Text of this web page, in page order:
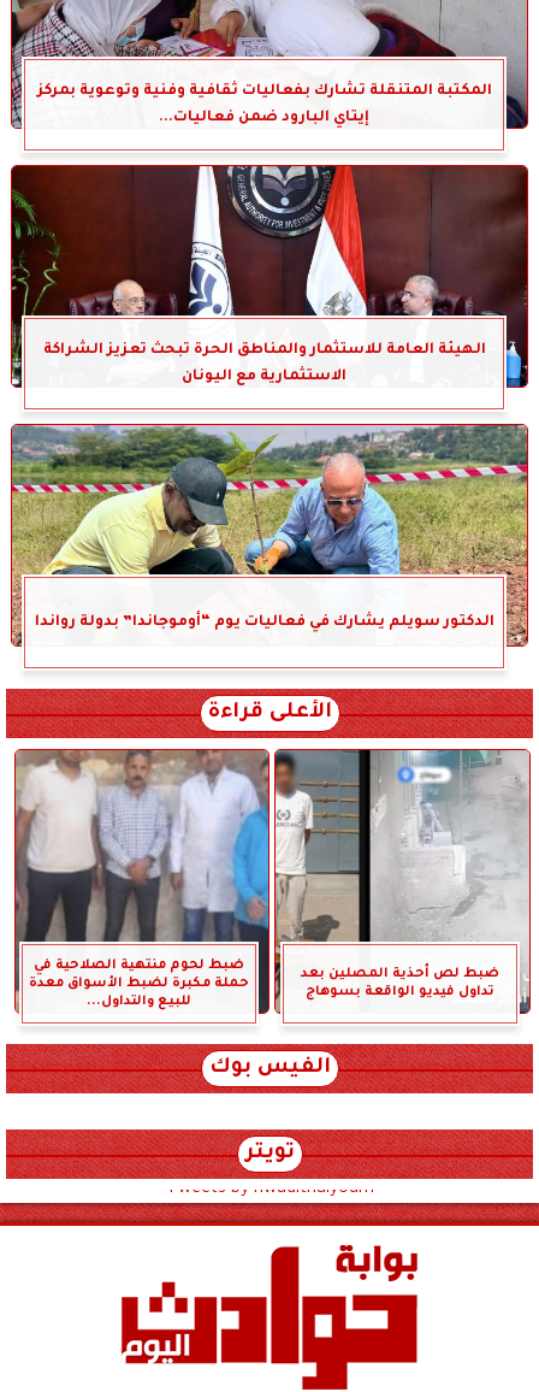
المكتبة المتنقلة تشارك بفعاليات ثقافية وفنية وتوعوية بمركز
إيتاي البارود ضمن فعاليات...
الهيئة العامة للاستثمار والمناطق الحرة تبحث تعزيز الشراكة
الاستثمارية مع اليونان
الدكتور سويلم يشارك في فعاليات يوم “أوموجاندا” بدولة رواندا
الأعلى قراءة
ضبط لص أحذية المصلين بعد
تداول فيديو الواقعة بسوهاج
ضبط لحوم منتهية الصلاحية في
حملة مكبرة لضبط الأسواق معدة
للبيع والتداول...
الفيس بوك
تويتر
Tweets by hwadithalyoum